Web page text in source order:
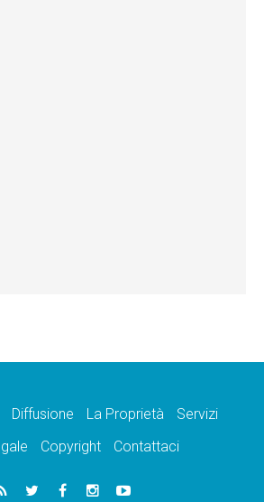
Diffusione La Proprietà
Servizi
Copyright Contattaci